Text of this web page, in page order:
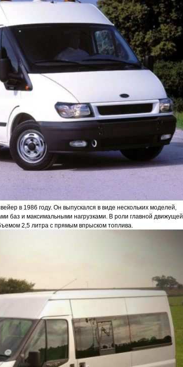
в 1986 году. Он выпускался в виде нескольких моделей,
баз и максимальными нагрузками. В роли главной движущей
2,5 литра с прямым впрыском топлива.